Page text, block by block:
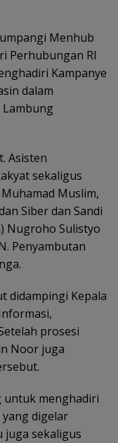
Menhub
Perhubungan RI
Kampanye
dalam
Asisten
sekaligus
Muslim,
Siber dan Sandi
Nugroho Sulistyo
Penyambutan
didampingi Kepala
prosesi
Noor juga
untuk menghadiri
digelar
juga sekaligus